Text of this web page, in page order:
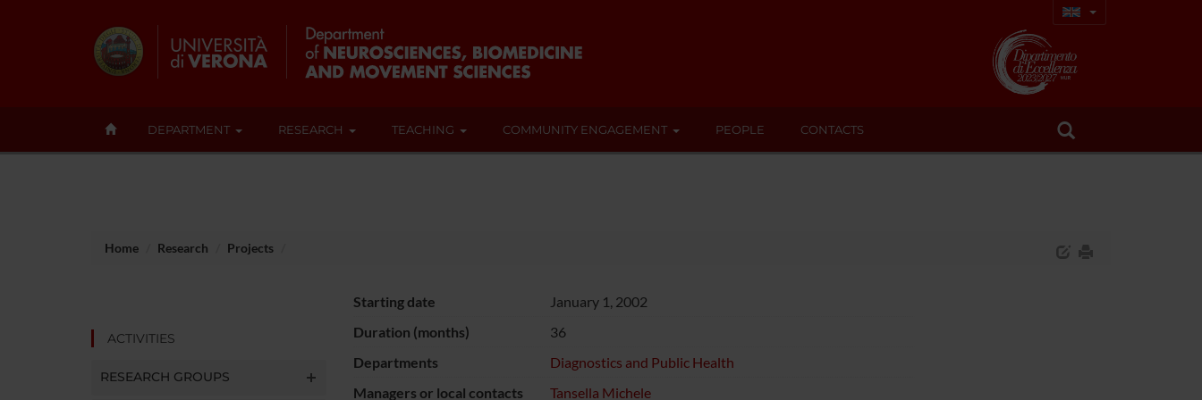
DEPARTMENT RESEARCH TEACHING COMMUNITY ENGAGEMENT PEOPLE CONTACTS
Home Research Projects
ACTIVITIES
RESEARCH GROUPS
Starting date
January 1, 2002
Duration (months)
36
Departments
Diagnostics and Public Health
Managers or local contacts
Tansella Michele